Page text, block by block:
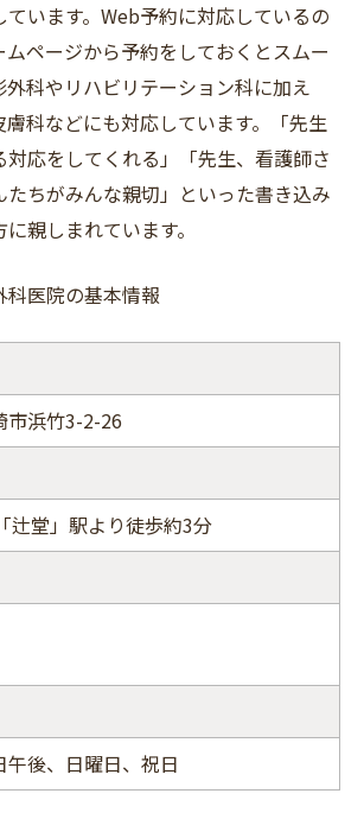
います。Web予約に対応しているの
ページから予約をしておくとスムー
外科やリハビリテーション科に加え
科などにも対応しています。「先生
応をしてくれる」「先生、看護師さ
たちがみんな親切」といった書き込み
親しまれています。
医院の基本情報
市浜竹3-2-26
辻堂」駅より徒歩約3分
後、日曜日、祝日